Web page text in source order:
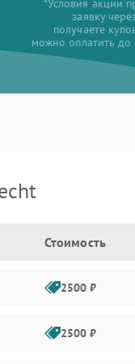
*Условия акции
заявку
получаете
можно оплатить до
Стоимость
2500 ₽
2500 ₽